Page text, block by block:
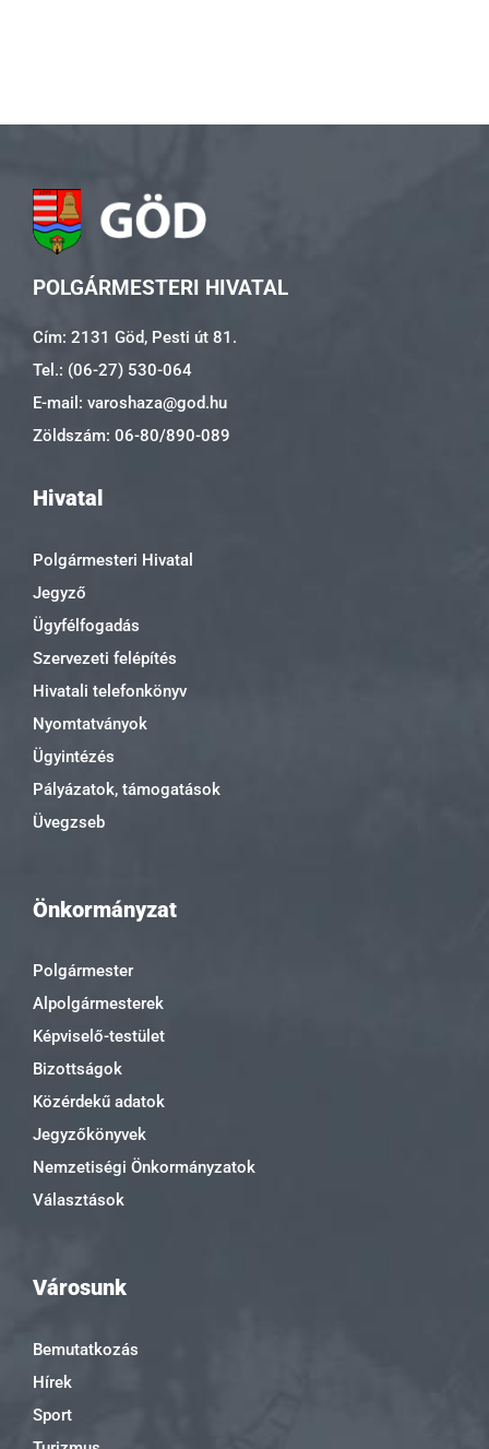
POLGÁRMESTERI HIVATAL
Cím: 2131 Göd, Pesti út 81.
Tel.: (06-27) 530-064
E-mail: varoshaza@god.hu
Zöldszám: 06-80/890-089
Hivatal
Polgármesteri Hivatal
Jegyző
Ügyfélfogadás
Szervezeti felépítés
Hivatali telefonkönyv
Nyomtatványok
Ügyintézés
Pályázatok, támogatások
Üvegzseb
Önkormányzat
Polgármester
Alpolgármesterek
Képviselő-testület
Bizottságok
Közérdekű adatok
Jegyzőkönyvek
Nemzetiségi Önkormányzatok
Választások
Városunk
Bemutatkozás
Hírek
Sport